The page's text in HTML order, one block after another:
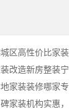
区高性价比家
家装装修哪家